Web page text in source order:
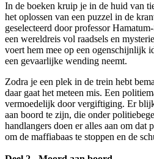
In de boeken kruip je in de huid van
het oplossen van een puzzel in de
geselecteerd door professor
een wereldreis vol raadsels en
voert hem mee op een ogenschijnlijk
een gevaarlijke wending neemt.
Zodra je een plek in de trein hebt
daar gaat het meteen mis. Een
vermoedelijk door vergiftiging. Er
aan boord te zijn, die onder
handlangers doen er alles aan om dat
om de maffiabaas te stoppen en de